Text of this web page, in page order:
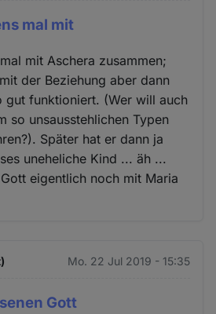
mal mit
mit Aschera zusammen;
der Beziehung aber dann
gut funktioniert. (Wer will auch
so unsausstehlichen Typen
Später hat er dann ja
uneheliche Kind ... äh ...
eigentlich noch mit Maria
Mo. 22 Jul 2019 - 15:35
Gott